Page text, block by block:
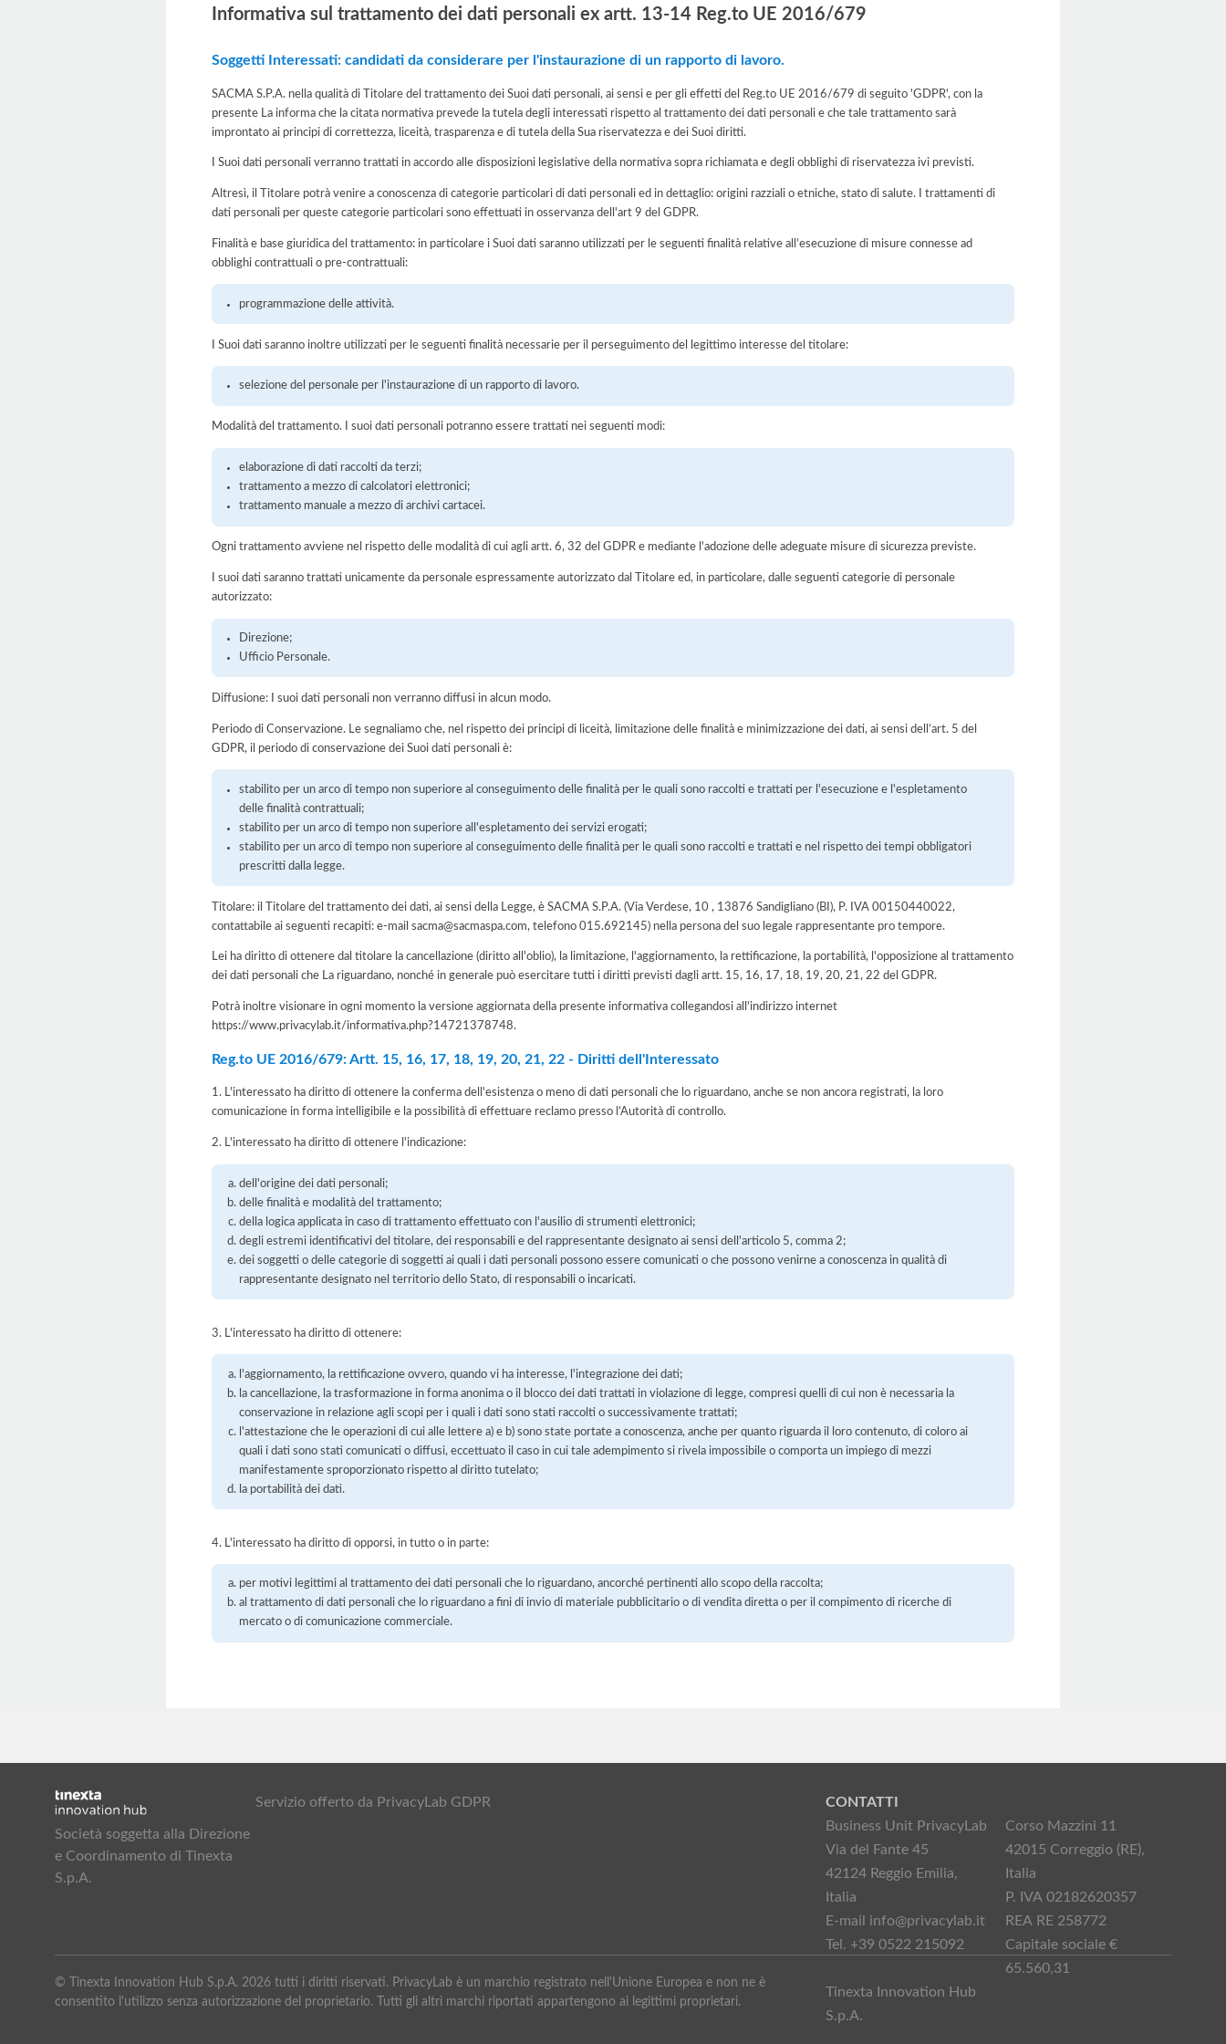
Informativa sul trattamento dei dati personali ex artt. 13-14 Reg.to UE 2016/679
Soggetti Interessati: candidati da considerare per l'instaurazione di un rapporto di lavoro.
SACMA S.P.A. nella qualità di Titolare del trattamento dei Suoi dati personali, ai sensi e per gli effetti del Reg.to UE 2016/679 di seguito 'GDPR', con la
presente La informa che la citata normativa prevede la tutela degli interessati rispetto al trattamento dei dati personali e che tale trattamento sarà
improntato ai principi di correttezza, liceità, trasparenza e di tutela della Sua riservatezza e dei Suoi diritti.
I Suoi dati personali verranno trattati in accordo alle disposizioni legislative della normativa sopra richiamata e degli obblighi di riservatezza ivi previsti.
Altresì, il Titolare potrà venire a conoscenza di categorie particolari di dati personali ed in dettaglio: origini razziali o etniche, stato di salute. I trattamenti di
dati personali per queste categorie particolari sono effettuati in osservanza dell'art 9 del GDPR.
Finalità e base giuridica del trattamento: in particolare i Suoi dati saranno utilizzati per le seguenti finalità relative all’esecuzione di misure connesse ad
obblighi contrattuali o pre-contrattuali:
programmazione delle attività.
I Suoi dati saranno inoltre utilizzati per le seguenti finalità necessarie per il perseguimento del legittimo interesse del titolare:
selezione del personale per l'instaurazione di un rapporto di lavoro.
Modalità del trattamento. I suoi dati personali potranno essere trattati nei seguenti modi:
elaborazione di dati raccolti da terzi;
trattamento a mezzo di calcolatori elettronici;
trattamento manuale a mezzo di archivi cartacei.
Ogni trattamento avviene nel rispetto delle modalità di cui agli artt. 6, 32 del GDPR e mediante l'adozione delle adeguate misure di sicurezza previste.
I suoi dati saranno trattati unicamente da personale espressamente autorizzato dal Titolare ed, in particolare, dalle seguenti categorie di personale
autorizzato:
Direzione;
Ufficio Personale.
Diffusione: I suoi dati personali non verranno diffusi in alcun modo.
Periodo di Conservazione. Le segnaliamo che, nel rispetto dei principi di liceità, limitazione delle finalità e minimizzazione dei dati, ai sensi dell’art. 5 del
GDPR, il periodo di conservazione dei Suoi dati personali è:
stabilito per un arco di tempo non superiore al conseguimento delle finalità per le quali sono raccolti e trattati per l'esecuzione e l'espletamento
delle finalità contrattuali;
stabilito per un arco di tempo non superiore all'espletamento dei servizi erogati;
stabilito per un arco di tempo non superiore al conseguimento delle finalità per le quali sono raccolti e trattati e nel rispetto dei tempi obbligatori
prescritti dalla legge.
Titolare: il Titolare del trattamento dei dati, ai sensi della Legge, è SACMA S.P.A. (Via Verdese, 10 , 13876 Sandigliano (BI), P. IVA 00150440022,
contattabile ai seguenti recapiti: e-mail sacma@sacmaspa.com, telefono 015.692145) nella persona del suo legale rappresentante pro tempore.
Lei ha diritto di ottenere dal titolare la cancellazione (diritto all'oblio), la limitazione, l'aggiornamento, la rettificazione, la portabilità, l'opposizione al trattamento
dei dati personali che La riguardano, nonché in generale può esercitare tutti i diritti previsti dagli artt. 15, 16, 17, 18, 19, 20, 21, 22 del GDPR.
Potrà inoltre visionare in ogni momento la versione aggiornata della presente informativa collegandosi all'indirizzo internet
https://www.privacylab.it/informativa.php?14721378748.
Reg.to UE 2016/679: Artt. 15, 16, 17, 18, 19, 20, 21, 22 - Diritti dell'Interessato
1. L'interessato ha diritto di ottenere la conferma dell'esistenza o meno di dati personali che lo riguardano, anche se non ancora registrati, la loro
comunicazione in forma intelligibile e la possibilità di effettuare reclamo presso l’Autorità di controllo.
2. L'interessato ha diritto di ottenere l'indicazione:
dell'origine dei dati personali;
delle finalità e modalità del trattamento;
della logica applicata in caso di trattamento effettuato con l'ausilio di strumenti elettronici;
degli estremi identificativi del titolare, dei responsabili e del rappresentante designato ai sensi dell'articolo 5, comma 2;
dei soggetti o delle categorie di soggetti ai quali i dati personali possono essere comunicati o che possono venirne a conoscenza in qualità di
rappresentante designato nel territorio dello Stato, di responsabili o incaricati.
3. L'interessato ha diritto di ottenere:
l'aggiornamento, la rettificazione ovvero, quando vi ha interesse, l'integrazione dei dati;
la cancellazione, la trasformazione in forma anonima o il blocco dei dati trattati in violazione di legge, compresi quelli di cui non è necessaria la
conservazione in relazione agli scopi per i quali i dati sono stati raccolti o successivamente trattati;
l'attestazione che le operazioni di cui alle lettere a) e b) sono state portate a conoscenza, anche per quanto riguarda il loro contenuto, di coloro ai
quali i dati sono stati comunicati o diffusi, eccettuato il caso in cui tale adempimento si rivela impossibile o comporta un impiego di mezzi
manifestamente sproporzionato rispetto al diritto tutelato;
la portabilità dei dati.
4. L'interessato ha diritto di opporsi, in tutto o in parte:
per motivi legittimi al trattamento dei dati personali che lo riguardano, ancorché pertinenti allo scopo della raccolta;
al trattamento di dati personali che lo riguardano a fini di invio di materiale pubblicitario o di vendita diretta o per il compimento di ricerche di
mercato o di comunicazione commerciale.
Società soggetta alla Direzione
e Coordinamento di Tinexta
S.p.A.
Servizio offerto da PrivacyLab GDPR
CONTATTI
Business Unit PrivacyLab
Via del Fante 45
42124 Reggio Emilia,
Italia
E-mail info@privacylab.it
Tel. +39 0522 215092
Tinexta Innovation Hub
S.p.A.
Corso Mazzini 11
42015 Correggio (RE),
Italia
P. IVA 02182620357
REA RE 258772
Capitale sociale €
65.560,31
© Tinexta Innovation Hub S.p.A. 2026 tutti i diritti riservati. PrivacyLab è un marchio registrato nell'Unione Europea e non ne è
consentito l'utilizzo senza autorizzazione del proprietario. Tutti gli altri marchi riportati appartengono ai legittimi proprietari.